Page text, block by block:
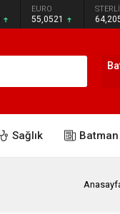
EURO
55,0521
Sağlık Batman